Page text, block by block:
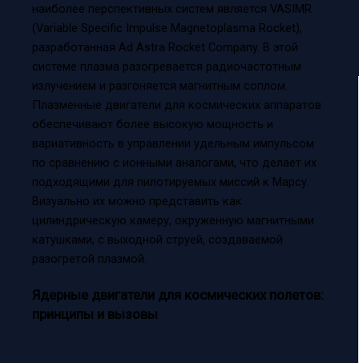
наиболее перспективных систем является VASIMR
(Variable Specific Impulse Magnetoplasma Rocket),
разработанная Ad Astra Rocket Company. В этой
системе плазма разогревается радиочастотным
излучением и разгоняется магнитным соплом.
Плазменные двигатели для космических аппаратов
обеспечивают более высокую мощность и
вариативность в управлении удельным импульсом
по сравнению с ионными аналогами, что делает их
подходящими для пилотируемых миссий к Марсу.
Визуально их можно представить как
цилиндрическую камеру, окруженную магнитными
катушками, с выходной струей, создаваемой
разогретой плазмой.
Ядерные двигатели для космических полетов:
принципы и вызовы